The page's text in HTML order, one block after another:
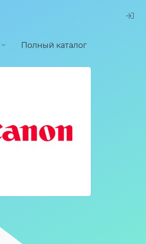
Полный каталог